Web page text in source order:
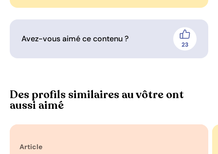
Avez-vous aimé ce contenu ? J'aime
23
personnes
Des profils similaires au vôtre ont
aussi aimé
Article